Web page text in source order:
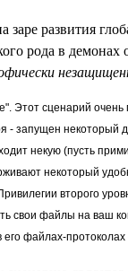
развития
рода в
Этот сценарий
- запущен некоторый
некую (пусть
некоторый
второго
свои файлы на ваш
файлах-